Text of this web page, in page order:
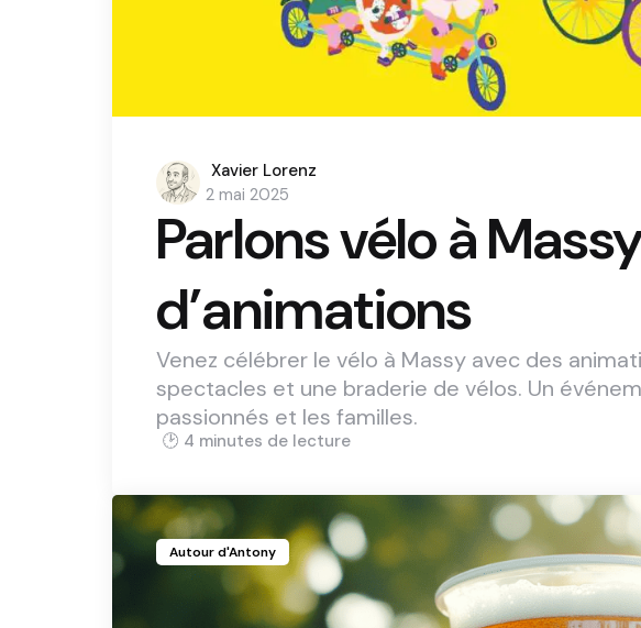
Posted
by
Xavier Lorenz
2 mai 2025
Parlons vélo à
d’animations
Venez célébrer le vélo à Massy avec des
spectacles et une braderie de vélos. Un
passionnés et les familles.
4 min
Autour d'Antony